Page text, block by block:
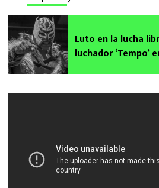
Luto en la lucha
luchador ‘Tempo’